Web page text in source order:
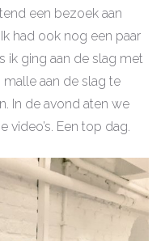
een bezoek aan
had ook nog een paar
ik ging aan de slag met
malle aan de slag te
In de avond aten we
video’s. Een top dag.